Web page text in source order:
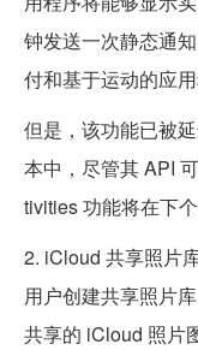
钟发送一次静态通
付和基于运动的应
但是，该功能已被
本中，尽管其 API
tivities 功能将在下
2. iCloud 共享照片
用户创建共享照片
共享的 iCloud 照片